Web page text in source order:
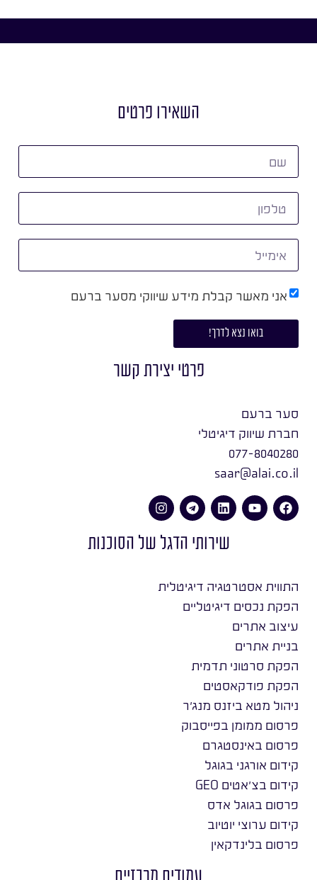
השאירו פרטים
אני מאשר קבלת מידע שיווקי מסער ברעם
בואו נצא לדרך!
פרטי יצירת קשר
סער ברעם
חברת שיווק דיגיטלי
077-8040280
saar@alai.co.il
שירותי הדגל של הסוכנות
התווית אסטרטגיה דיגיטלית
הפקת נכסים דיגיטליים
עיצוב אתרים
בניית אתרים
הפקת סרטוני תדמית
הפקת פודקאסטים
ניהול מטא ביזנס מנג׳ר
פרסום ממומן בפייסבוק
פרסום באינסטגרם
קידום אורגני בגוגל
קידום בצ׳אטים GEO
פרסום בגוגל אדס
קידום ערוצי יוטיוב
פרסום בלינדקאין
עמודים מרכזיים